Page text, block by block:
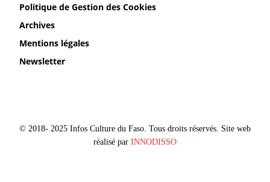
Politique de Gestion des Cookies
Archives
Mentions légales
Newsletter
© 2018- 2025 Infos Culture du Faso. Tous droits réservés. Site web
réalisé par INNODISSO